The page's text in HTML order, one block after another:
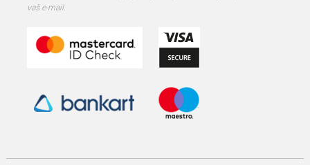
vaš e-mail.